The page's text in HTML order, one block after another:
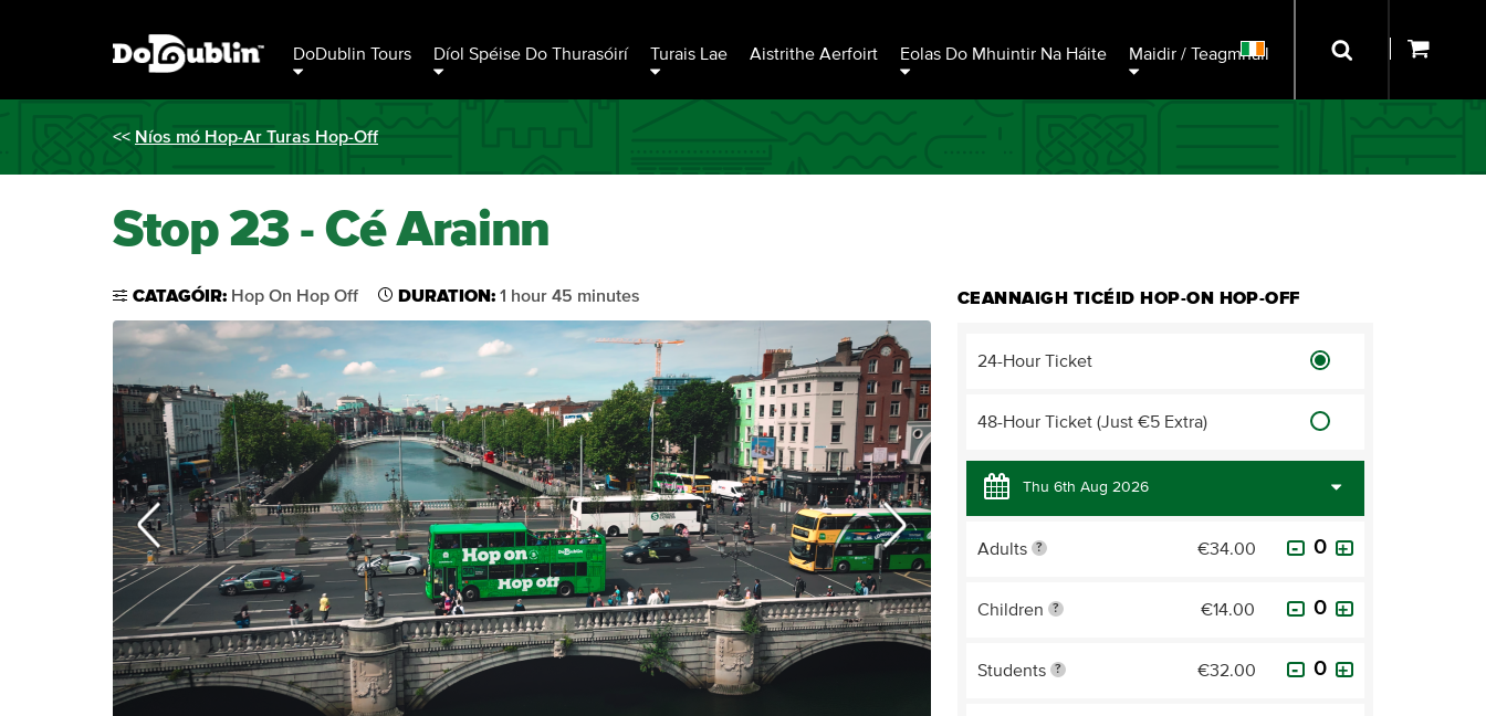
DoDublin Tours Díol Spéise Do Thurasóirí Turais Lae Aistrithe Aerfoirt Eolas Do Mhuintir Na Háite Maidir / Teagmháil
<< Níos mó Hop-Ar Turas Hop-Off
Stop 23 - Cé Arainn
CATAGÓIR: Hop On Hop Off DURATION: 1 hour 45 minutes CEANNAIGH TICÉID HOP-ON HOP-OFF
24-Hour Ticket
48-Hour Ticket (Just €5 Extra)
Adults ? €34.00
Children ? €14.00
Students ? €32.00